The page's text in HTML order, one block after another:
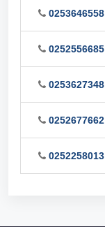
0253646558
0252556685
0253627348
0252677662
0252258013